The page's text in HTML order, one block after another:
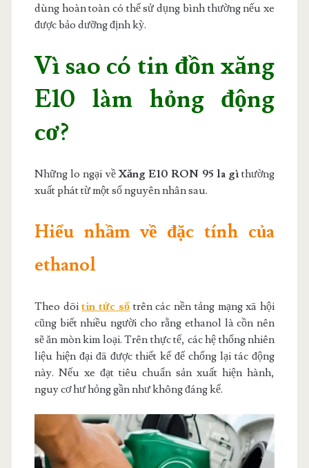
dùng hoàn toàn có thể sử dụng bình thường nếu xe
được bảo dưỡng định kỳ.
Vì sao có tin đồn xăng
E10 làm hỏng động
cơ?
Những lo ngại về Xăng E10 RON 95 la gì thường
xuất phát từ một số nguyên nhân sau.
Hiểu nhầm về đặc tính của
ethanol
Theo dõitin tức sốtrên các nền tảng mạng xã hội
cũng biết nhiều người cho rằng ethanol là cồn nên
sẽ ăn mòn kim loại. Trên thực tế, các hệ thống nhiên
liệu hiện đại đã được thiết kế để chống lại tác động
này. Nếu xe đạt tiêu chuẩn sản xuất hiện hành,
nguy cơ hư hỏng gần như không đáng kể.